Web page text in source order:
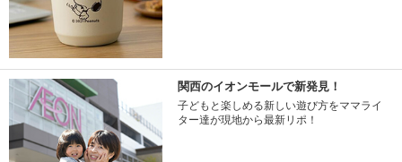
関西のイオンモールで新発見！
子どもと楽しめる新しい遊び方をママライ
ター達が現地から最新リポ！